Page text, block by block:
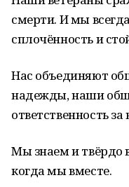
смерти. И мы
сплочённость и
Нас объединяют
надежды, наши
ответственность
Мы знаем и твёрдо
когда мы вместе.